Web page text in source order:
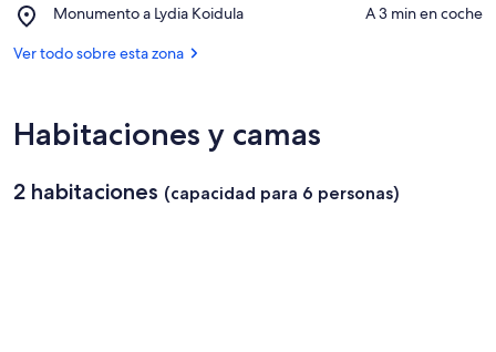
Paradiis
de
Monumento a Lydia Koidula
Place,
a
‪A 3 min en coche‬
Ver todo sobre esta zona
Habitaciones y camas
2 habitaciones (capacidad para 6 personas)